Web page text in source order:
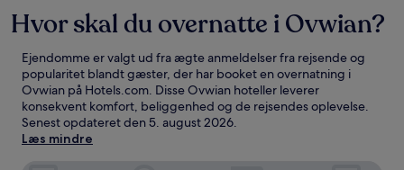
Hvor skal du overnatte i Ovwian?
Ejendomme er valgt ud fra ægte anmeldelser fra rejsende og
popularitet blandt gæster, der har booket en overnatning i
Ovwian på Hotels.com. Disse Ovwian hoteller leverer
konsekvent komfort, beliggenhed og de rejsendes oplevelse.
Senest opdateret den5. august 2026.
Læs mindre